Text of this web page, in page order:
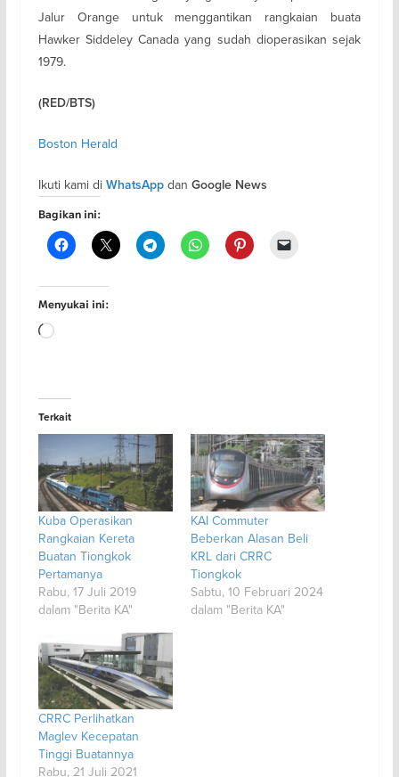
Jalur Orange untuk menggantikan rangkaian buata
Hawker Siddeley Canada yang sudah dioperasikan sejak
1979.
(RED/BTS)
Boston Herald
Ikuti kami di WhatsAppdan Google News
Bagikan ini:
Menyukai ini:
Memuat...
Terkait
Kuba Operasikan
Rangkaian Kereta
Buatan Tiongkok
Pertamanya
Rabu, 17 Juli 2019
dalam "Berita KA"
KAI Commuter
Beberkan Alasan Beli
KRL dari CRRC
Tiongkok
Sabtu, 10 Februari 2024
dalam "Berita KA"
CRRC Perlihatkan
Maglev Kecepatan
Tinggi Buatannya
Rabu, 21 Juli 2021